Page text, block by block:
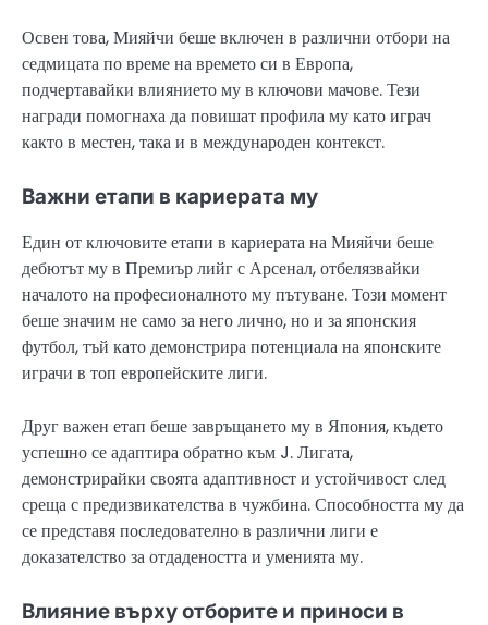
Освен това, Мияйчи беше включен в различни отбори на
седмицата по време на времето си в Европа,
подчертавайки влиянието му в ключови мачове. Тези
награди помогнаха да повишат профила му като играч
както в местен, така и в международен контекст.
Важни етапи в кариерата му
Един от ключовите етапи в кариерата на Мияйчи беше
дебютът му в Премиър лийг с Арсенал, отбелязвайки
началото на професионалното му пътуване. Този момент
беше значим не само за него лично, но и за японския
футбол, тъй като демонстрира потенциала на японските
играчи в топ европейските лиги.
Друг важен етап беше завръщането му в Япония, където
успешно се адаптира обратно към J. Лигата,
демонстрирайки своята адаптивност и устойчивост след
среща с предизвикателства в чужбина. Способността му да
се представя последователно в различни лиги е
доказателство за отдадеността и уменията му.
Влияние върху отборите и приноси в